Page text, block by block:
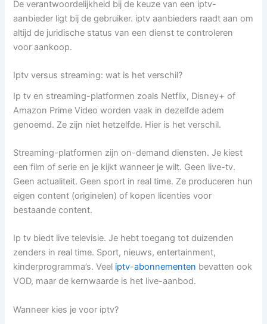
De verantwoordelijkheid bij de keuze van een iptv-
aanbieder ligt bij de gebruiker. iptv aanbieders raadt aan om
altijd de juridische status van een dienst te controleren
voor aankoop.
Iptv versus streaming: wat is het verschil?
Ip tv en streaming-platformen zoals Netflix, Disney+ of
Amazon Prime Video worden vaak in dezelfde adem
genoemd. Ze zijn niet hetzelfde. Hier is het verschil.
Streaming-platformen zijn on-demand diensten. Je kiest
een film of serie en je kijkt wanneer je wilt. Geen live-tv.
Geen actualiteit. Geen sport in real time. Ze produceren hun
eigen content (originelen) of kopen licenties voor
bestaande content.
Ip tv biedt live televisie. Je hebt toegang tot duizenden
zenders in real time. Sport, nieuws, entertainment,
kinderprogramma’s. Veel iptv-abonnementen bevatten ook
VOD, maar de kernwaarde is het live-aanbod.
Wanneer kies je voor iptv?